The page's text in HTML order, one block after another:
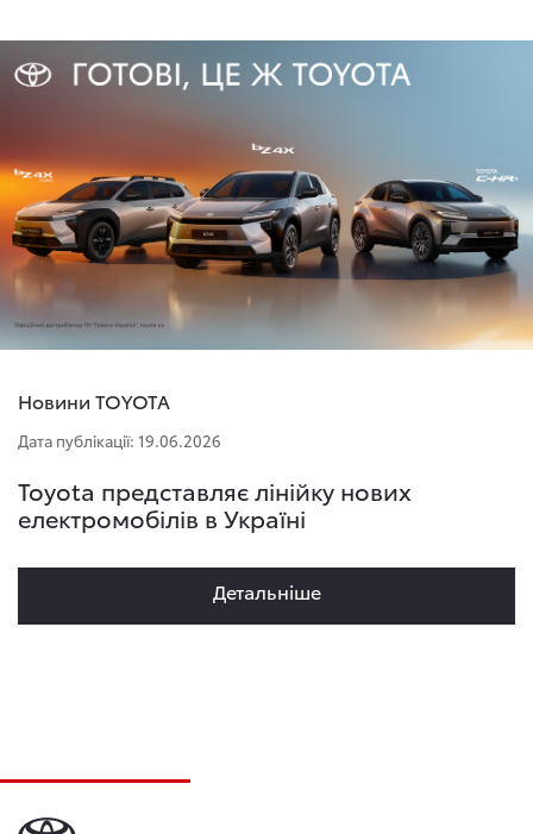
Новини TOYOTA
Дата публікації: 19.06.2026
Toyota представляє лінійку нових
електромобілів в Україні
Детальнiше